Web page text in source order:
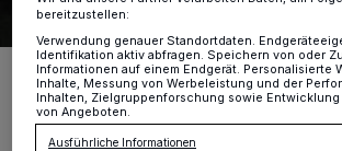
Nicole Zieseniss und Simone Michels eröffnen
Ev. Kirchengemeinde Moers-Scherpenberg das
Zeitblüte.
Foto: privat
bereitzustellen:
Verwendung genauer Standortdaten.
Identifikation aktiv abfragen. Speichern von oder
Informationen auf einem Endgerät. Personalisierte
Inhalte, Messung von Werbeleistung und der
Inhalten, Zielgruppenforschung sowie Entwicklung
von Angeboten.
Ausführliche Informationen